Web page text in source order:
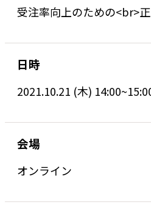
受注率向上のための<br>
日時
2021.10.21 (木)
会場
オンライン